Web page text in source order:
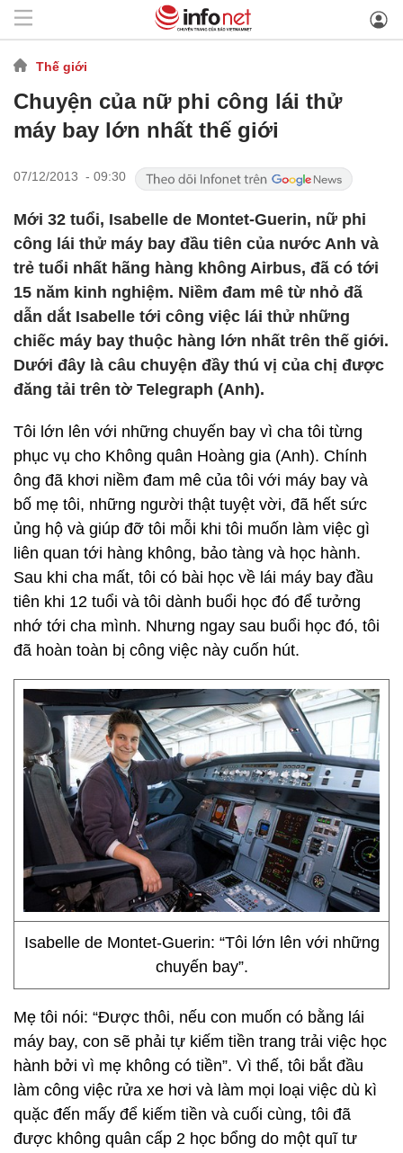
Thế giới
Chuyện của nữ phi công lái thử
máy bay lớn nhất thế giới
07/12/2013 - 09:30
Mới 32 tuổi, Isabelle de Montet-Guerin, nữ phi
công lái thử máy bay đầu tiên của nước Anh và
trẻ tuổi nhất hãng hàng không Airbus, đã có tới
15 năm kinh nghiệm. Niềm đam mê từ nhỏ đã
dẫn dắt Isabelle tới công việc lái thử những
chiếc máy bay thuộc hàng lớn nhất trên thế giới.
Dưới đây là câu chuyện đầy thú vị của chị được
đăng tải trên tờ Telegraph (Anh).
Tôi lớn lên với những chuyến bay vì cha tôi từng
phục vụ cho Không quân Hoàng gia (Anh). Chính
ông đã khơi niềm đam mê của tôi với máy bay và
bố mẹ tôi, những người thật tuyệt vời, đã hết sức
ủng hộ và giúp đỡ tôi mỗi khi tôi muốn làm việc gì
liên quan tới hàng không, bảo tàng và học hành.
Sau khi cha mất, tôi có bài học về lái máy bay đầu
tiên khi 12 tuổi và tôi dành buổi học đó để tưởng
nhớ tới cha mình. Nhưng ngay sau buổi học đó, tôi
đã hoàn toàn bị công việc này cuốn hút.
Isabelle de Montet-Guerin: “Tôi lớn lên với những
chuyến bay”.
Mẹ tôi nói: “Được thôi, nếu con muốn có bằng lái
máy bay, con sẽ phải tự kiếm tiền trang trải việc học
hành bởi vì mẹ không có tiền”. Vì thế, tôi bắt đầu
làm công việc rửa xe hơi và làm mọi loại việc dù kì
quặc đến mấy để kiếm tiền và cuối cùng, tôi đã
được không quân cấp 2 học bổng do một quĩ tư